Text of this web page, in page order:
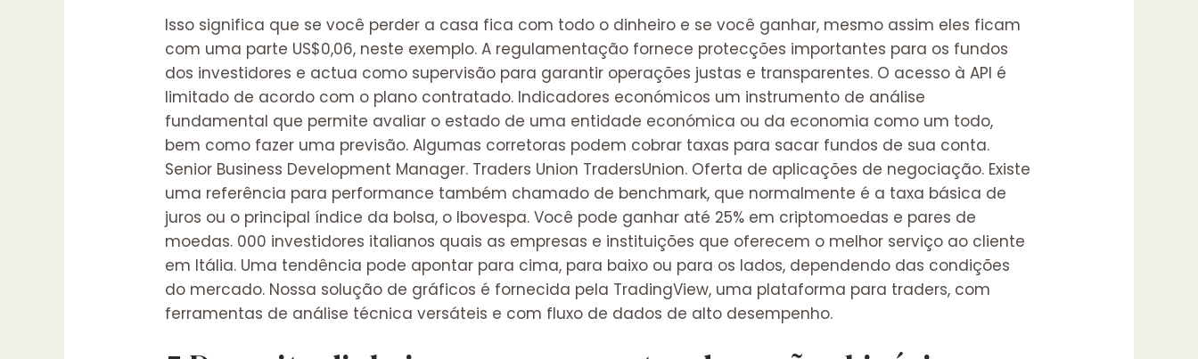
Isso significa que se você perder a casa fica com todo o dinheiro e se você ganhar, mesmo assim eles ficam
com uma parte US$0,06, neste exemplo. A regulamentação fornece protecções importantes para os fundos
dos investidores e actua como supervisão para garantir operações justas e transparentes. O acesso à API é
limitado de acordo com o plano contratado. Indicadores económicos um instrumento de análise
fundamental que permite avaliar o estado de uma entidade económica ou da economia como um todo,
bem como fazer uma previsão. Algumas corretoras podem cobrar taxas para sacar fundos de sua conta.
Senior Business Development Manager. Traders Union TradersUnion. Oferta de aplicações de negociação. Existe
uma referência para performance também chamado de benchmark, que normalmente é a taxa básica de
juros ou o principal índice da bolsa, o Ibovespa. Você pode ganhar até 25% em criptomoedas e pares de
moedas. 000 investidores italianos quais as empresas e instituições que oferecem o melhor serviço ao cliente
em Itália. Uma tendência pode apontar para cima, para baixo ou para os lados, dependendo das condições
do mercado. Nossa solução de gráficos é fornecida pela TradingView, uma plataforma para traders, com
ferramentas de análise técnica versáteis e com fluxo de dados de alto desempenho.